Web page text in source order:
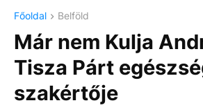
Főoldal Belföld
Már nem Kulja
Tisza Párt
szakértője